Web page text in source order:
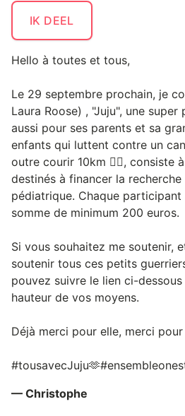
IK DEEL
Hello à toutes et tous,
Le 29 septembre prochain, je
Laura Roose) , "Juju", une
aussi pour ses parents et sa
enfants qui luttent contre un
outre courir 10km 🏃‍♀️, consiste
destinés à financer la
pédiatrique. Chaque
somme de minimum 200 euros.
Si vous souhaitez me soutenir,
soutenir tous ces petits
pouvez suivre le lien ci-
hauteur de vos moyens.
Déjà merci pour elle, merci
— Christophe